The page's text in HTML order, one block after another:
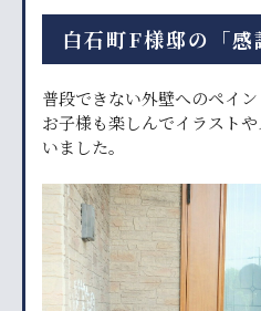
白石町F様邸の「
普段できない外壁へのペイン
お子様も楽しんでイラスト
いました。